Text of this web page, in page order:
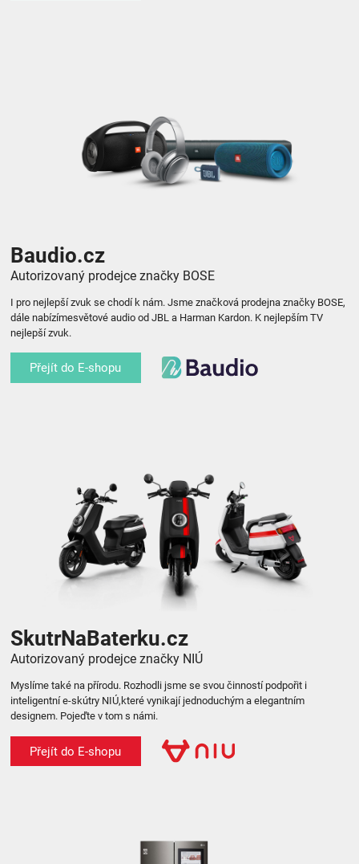
Baudio.cz
Autorizovaný prodejce značky BOSE
I pro nejlepší zvuk se chodí k nám. Jsme značková prodejna značky BOSE,
dále nabízímesvětové audio od JBL a Harman Kardon. K nejlepším TV
nejlepší zvuk.
Přejít do E-shopu
SkutrNaBaterku.cz
Autorizovaný prodejce značky NIÚ
Myslíme také na přírodu. Rozhodli jsme se svou činností podpořit i
inteligentní e-skútry NIÚ,které vynikají jednoduchým a elegantním
designem. Pojeďte v tom s námi.
Přejít do E-shopu